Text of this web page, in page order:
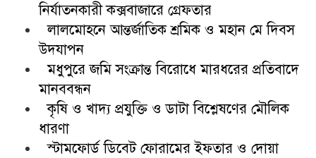
নির্যাতনকারী কক্সবাজারে গ্রেফতার
লালমোহনে আন্তর্জাতিক শ্রমিক ও মহান মে দিবস
উদযাপন
মধুপুরে জমি সংক্রান্ত বিরোধে মারধরের প্রতিবাদে
মানববন্ধন
কৃষি ও খাদ্য প্রযুক্তি ও ডাটা বিশ্লেষণের মৌলিক
ধারণা
স্টামফোর্ড ডিবেট ফোরামের ইফতার ও দোয়া